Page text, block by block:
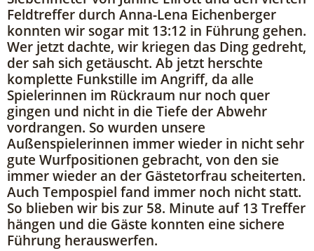
Feldtreffer durch Anna-Lena Eichenberger
konnten wir sogar mit 13:12 in Führung gehen.
Wer jetzt dachte, wir kriegen das Ding gedreht,
der sah sich getäuscht. Ab jetzt herschte
komplette Funkstille im Angriff, da alle
Spielerinnen im Rückraum nur noch quer
gingen und nicht in die Tiefe der Abwehr
vordrangen. So wurden unsere
Außenspielerinnen immer wieder in nicht sehr
gute Wurfpositionen gebracht, von den sie
immer wieder an der Gästetorfrau scheiterten.
Auch Tempospiel fand immer noch nicht statt.
So blieben wir bis zur 58. Minute auf 13 Treffer
hängen und die Gäste konnten eine sichere
Führung herauswerfen.